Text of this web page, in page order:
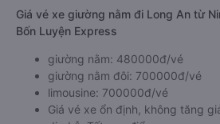
Giá vé xe giường nằm đi Long An từ
Bốn Luyện Express
giường nằm: 480000đ/vé
giường nằm đôi: 700000đ/vé
limousine: 700000đ/vé
Giá vé xe ổn định, không tăng